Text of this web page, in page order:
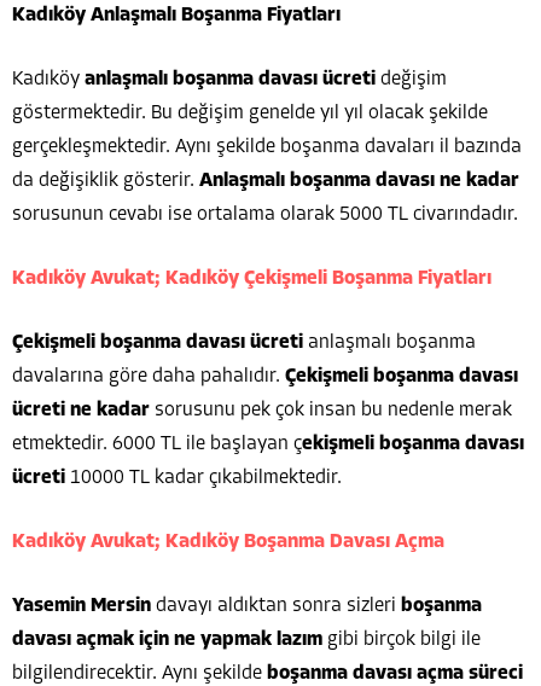
Kadıköy Anlaşmalı Boşanma Fiyatları
Kadıköy anlaşmalı boşanma davası ücreti değişim
göstermektedir. Bu değişim genelde yıl yıl olacak şekilde
gerçekleşmektedir. Aynı şekilde boşanma davaları il bazında
da değişiklik gösterir. Anlaşmalı boşanma davası ne kadar
sorusunun cevabı ise ortalama olarak 5000 TL civarındadır.
Kadıköy Avukat; Kadıköy Çekişmeli Boşanma Fiyatları
Çekişmeli boşanma davası ücreti anlaşmalı boşanma
davalarına göre daha pahalıdır. Çekişmeli boşanma davası
ücreti ne kadar sorusunu pek çok insan bu nedenle merak
etmektedir. 6000 TL ile başlayan çekişmeli boşanma davası
ücreti 10000 TL kadar çıkabilmektedir.
Kadıköy Avukat; Kadıköy Boşanma Davası Açma
Yasemin Mersin davayı aldıktan sonra sizleri boşanma
davası açmak için ne yapmak lazım gibi birçok bilgi ile
bilgilendirecektir. Aynı şekilde boşanma davası açma süreci